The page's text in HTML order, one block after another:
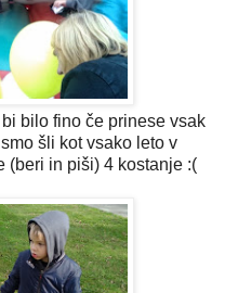
bilo fino če prinese vsak
šli kot vsako leto v
(beri in piši) 4 kostanje :(